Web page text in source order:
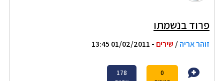
פרוד בנשמתו
זוהר אריה/ שירים - 01/02/2011 13:45
0
178